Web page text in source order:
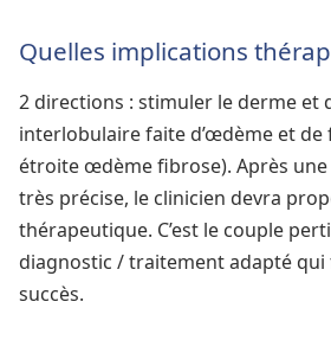
Quelles implications
2 directions : stimuler le derme et
interlobulaire faite d’œdème et
étroite œdème fibrose). Après
très précise, le clinicien devra
thérapeutique. C’est le couple
diagnostic / traitement adapté qui
succès.